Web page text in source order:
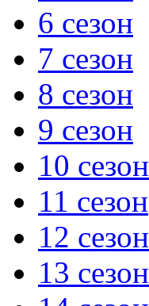
6 сезон
7 сезон
8 сезон
9 сезон
10 сезон
11 сезон
12 сезон
13 сезон